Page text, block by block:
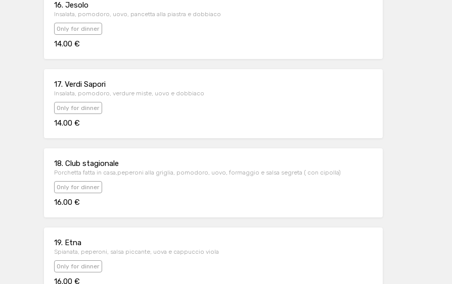
16. Jesolo
Insalata, pomodoro, uovo, pancetta alla piastra e dobbiaco
Only for dinner
14.00 €
17. Verdi Sapori
Insalata, pomodoro, verdure miste, uovo e dobbiaco
Only for dinner
14.00 €
18. Club stagionale
Porchetta fatta in casa,peperoni alla griglia, pomodoro, uovo, formaggio e salsa segreta ( con cipolla)
Only for dinner
16.00 €
19. Etna
Spianata, peperoni, salsa piccante, uova e cappuccio viola
Only for dinner
16.00 €